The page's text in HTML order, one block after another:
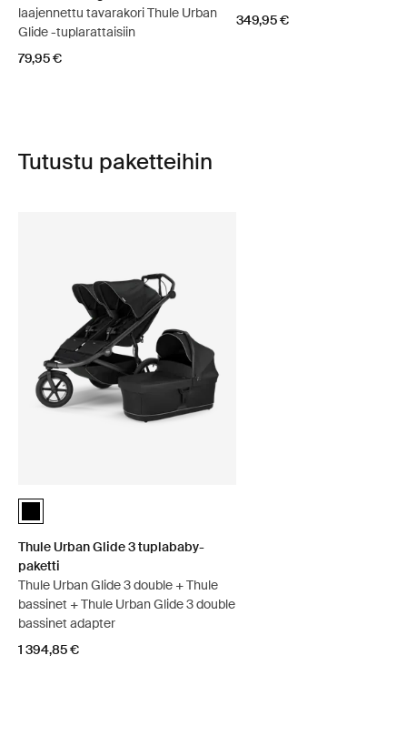
laajennettu tavarakori Thule Urban
Glide -tuplarattaisiin
79,95 €
349,95 €
Tutustu paketteihin
Thule Urban Glide 3 tuplababy-paketti Musta (selected)
Thule Urban Glide 3 tuplababy-
paketti
Thule Urban Glide 3 double + Thule
bassinet + Thule Urban Glide 3 double
bassinet adapter
1 394,85 €